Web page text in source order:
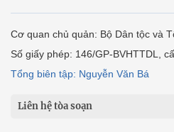
Cơ quan chủ quản: Bộ Dân tộc và
Số giấy phép: 146/GP-BVHTTDL,
Tổng biên tập: Nguyễn Văn Bá
Liên hệ tòa soạn